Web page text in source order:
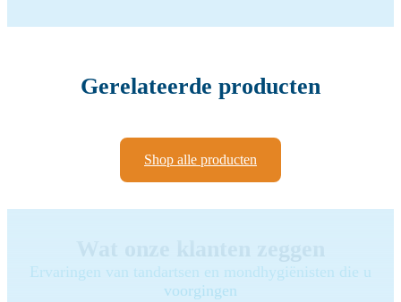
Gerelateerde producten
Shop alle producten
Ervaringen van tandartsen en mondhygiënisten die u
voorgingen